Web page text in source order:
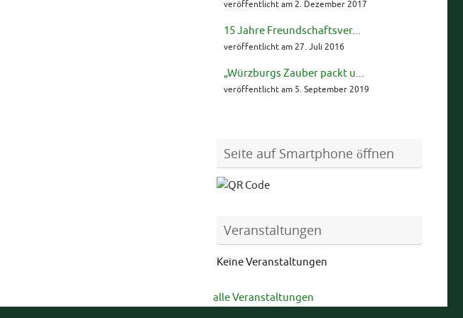
veröffentlicht am 2. Dezember 2017
15 Jahre Freundschaftsver...
veröffentlicht am 27. Juli 2016
„Würzburgs Zauber packt u...
veröffentlicht am 5. September 2019
Seite auf Smartphone öffnen
Veranstaltungen
Keine Veranstaltungen
alle Veranstaltungen